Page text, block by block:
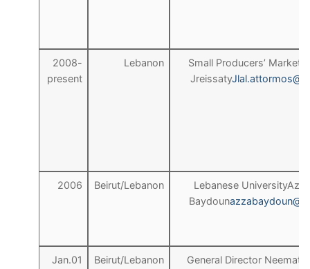
2008-
present
Lebanon
Small Producers’
Jreissaty
2006 Beirut/Lebanon
Lebanese
Baydoun
Jan.01
Beirut/Lebanon
General Director Neemat